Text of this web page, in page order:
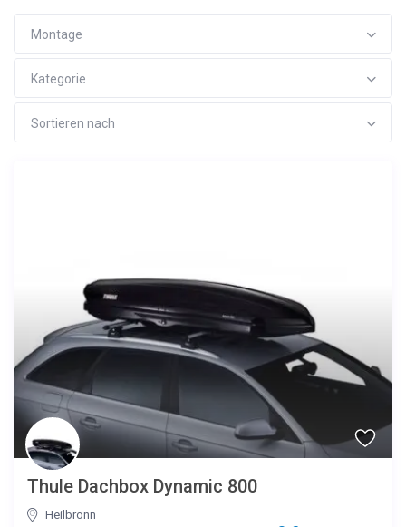
Montage
Kategorie
Sortieren nach
Thule Dachbox Dynamic 800
Heilbronn